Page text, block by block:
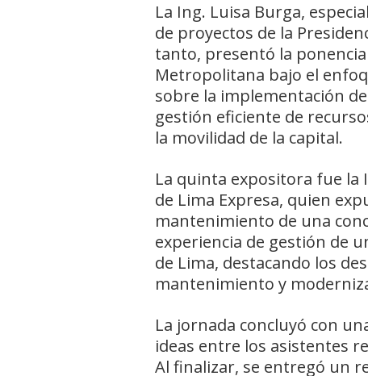
La Ing. Luisa Burga,
de proyectos de la
tanto, presentó la
Metropolitana bajo el
sobre la implementación
gestión eficiente de
la movilidad de la capital.
La quinta expositora fue la
de Lima Expresa, quien
mantenimiento de una
experiencia de gestión de
de Lima, destacando los
mantenimiento y
La jornada concluyó con
ideas entre los asistentes
Al finalizar, se entregó un